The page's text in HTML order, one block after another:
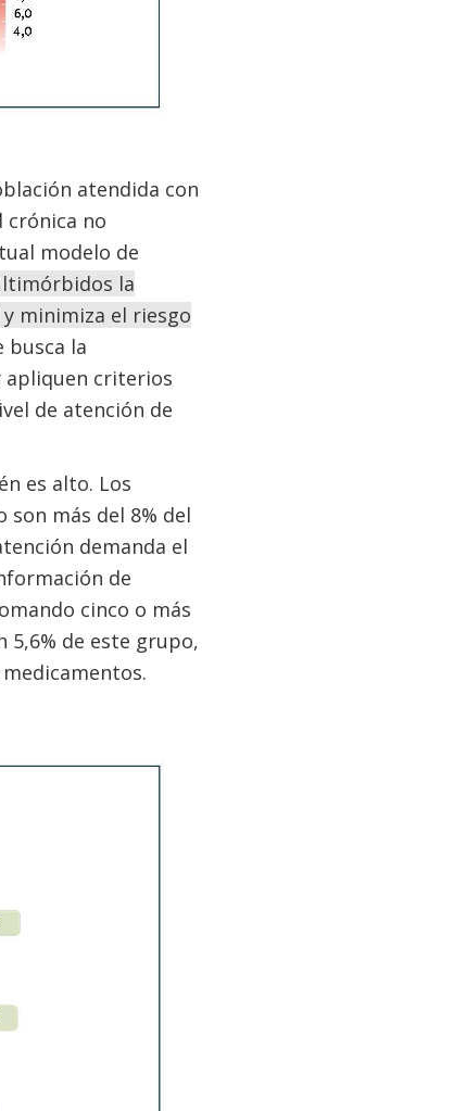
atendida con
crónica no
modelo de
la
minimiza el riesgo
busca la
apliquen criterios
de atención de
es alto. Los
son más del 8% del
demanda el
de
cinco o más
5,6% de este grupo,